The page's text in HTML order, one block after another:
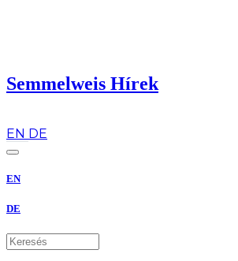
Semmelweis Hírek
EN DE
EN
DE